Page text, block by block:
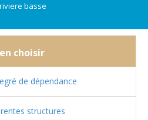
basse
choisir
de dépendance
structures